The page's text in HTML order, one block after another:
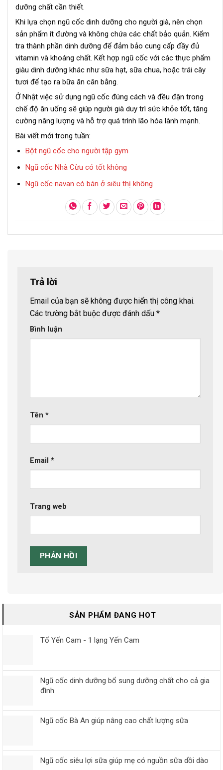
dưỡng chất cần thiết.
Khi lựa chọn ngũ cốc dinh dưỡng cho người già, nên chọn
sản phẩm ít đường và không chứa các chất bảo quản. Kiểm
tra thành phần dinh dưỡng để đảm bảo cung cấp đầy đủ
vitamin và khoáng chất. Kết hợp ngũ cốc với các thực phẩm
giàu dinh dưỡng khác như sữa hạt, sữa chua, hoặc trái cây
tươi để tạo ra bữa ăn cân bằng.
Ở Nhật việc sử dụng ngũ cốc đúng cách và đều đặn trong
chế độ ăn uống sẽ giúp người già duy trì sức khỏe tốt, tăng
cường năng lượng và hỗ trợ quá trình lão hóa lành mạnh.
Bài viết mới trong tuần:
Bột ngũ cốc cho người tập gym
Ngũ cốc Nhà Cừu có tốt không
Ngũ cốc navan có bán ở siêu thị không
Trả lời
Email của bạn sẽ không được hiển thị công khai.
Các trường bắt buộc được đánh dấu *
Bình luận
Tên *
Email *
Trang web
SẢN PHẨM ĐANG HOT
Tổ Yến Cam - 1 lạng Yến Cam
Ngũ cốc dinh dưỡng bổ sung dưỡng chất cho cả gia
đình
Ngũ cốc Bà An giúp nâng cao chất lượng sữa
Ngũ cốc siêu lợi sữa giúp mẹ có nguồn sữa dồi dào